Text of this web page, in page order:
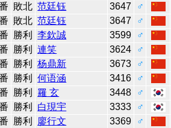
敗北 范廷钰 3647
♂
敗北 范廷钰 3647
♂
勝利 李欽誠 3599
♂
勝利 連笑 3624
♂
勝利 杨鼎新 3673
♂
勝利 何语涵 3416
♂
勝利 羅 玄 3448
♂
勝利 白現宇 3333
♂
勝利 廖行文 3369
♂